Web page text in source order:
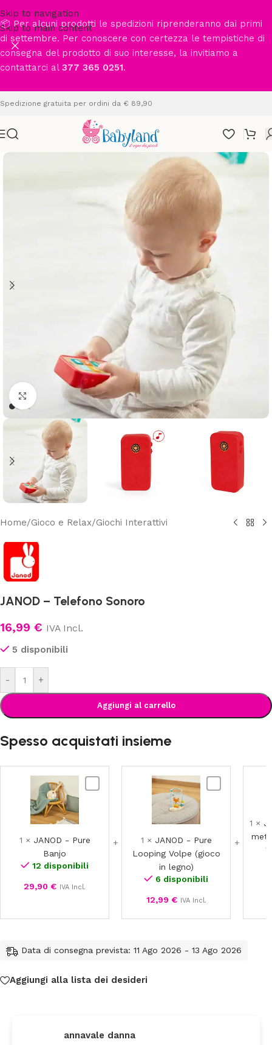
Skip to navigation
Skip to main content
📦 Per alcuni prodotti le spedizioni riprenderanno dai primi
di settembre. Per conoscere con certezza le tempistiche di
consegna del prodotto di suo interesse, la invitiamo a
contattarci al 377 365 0251.
Spedizione gratuita per ordini da € 89,90
Clicca per ingrandire
Home/Gioco e Relax/Giochi Interattivi
JANOD – Telefono Sonoro
16,99 € IVA Incl.
5 disponibili
- +
Aggiungi al carrello
Spesso acquistati insieme
1 × JANOD - Pure
Banjo
12 disponibili
29,90 € IVA Incl.
legno)
1 × JANOD - Pure
Looping Volpe (gioco
in legno)
6 disponibili
12,99 € IVA Incl.
1 ×
Data di consegna prevista: 11 Ago 2026 - 13 Ago 2026
Aggiungi alla lista dei desideri
federica